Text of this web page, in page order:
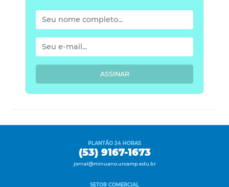
ASSINAR
PLANTÃO 24 HORAS
(53) 9167-1673
jornal@minuano.urcamp.edu.br
SETOR COMERCIAL